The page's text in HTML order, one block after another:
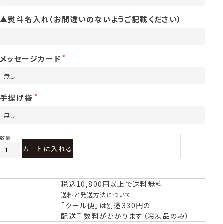
▲熨斗名入れ（お間違いのないようご記載ください）
メッセージカード
手提げ袋
カートに入れる
税込10,800円以上で送料無料
送料と発送方法について
「クール便」は別途330円の
配送手数料がかかります（冷凍品のみ）